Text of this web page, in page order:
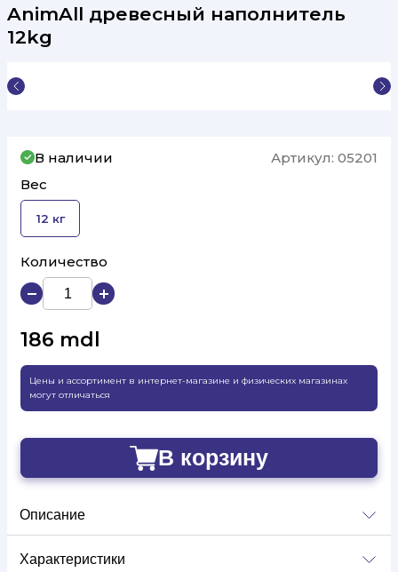
AnimAll древесный наполнитель
12kg
В наличии Артикул: 05201
Вес
12 кг
Количество
186 mdl
Цены и ассортимент в интернет-магазине и физических магазинах
могут отличаться
В корзину
Описание
Характеристики